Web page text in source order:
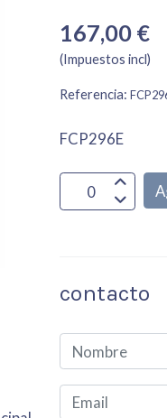
167,00 €
(Impuestos incl)
Referencia:
FCP296E
contacto